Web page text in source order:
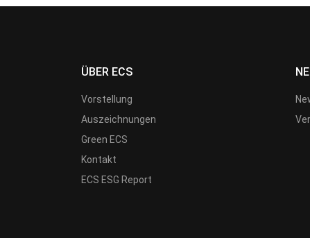
ÜBER ECS
Vorstellung
Auszeichnungen
Green ECS
Kontakt
ECS ESG Report